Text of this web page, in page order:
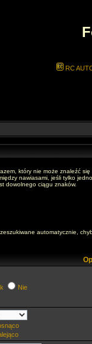
RC
który nie może znaleźć się
nawiasami, jeśli tylko
dowolnego ciągu znaków.
automatycznie,
Nie